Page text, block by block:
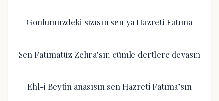
Gönlümüzdeki sızısın sen ya Hazreti Fatıma
Sen Fatımatüz Zehra’sın cümle dertlere devasın
Ehl-i Beytin anasısın sen Hazreti Fatıma’sın